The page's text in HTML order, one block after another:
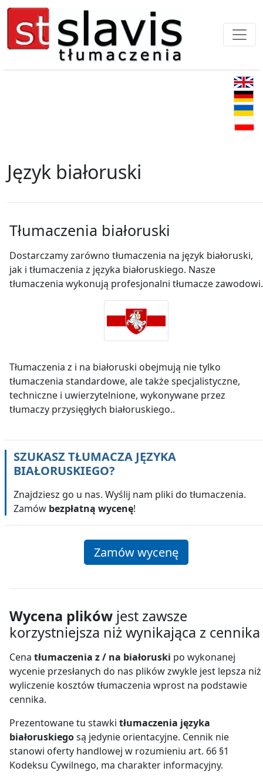
Język białoruski
Tłumaczenia białoruski
Dostarczamy zarówno tłumaczenia na język białoruski,
jak i tłumaczenia z języka białoruskiego. Nasze
tłumaczenia wykonują profesjonalni tłumacze zawodowi.
Tłumaczenia z i na białoruski obejmują nie tylko
tłumaczenia standardowe, ale także specjalistyczne,
techniczne i uwierzytelnione, wykonywane przez
tłumaczy przysięgłych białoruskiego..
SZUKASZ TŁUMACZA JĘZYKA
BIAŁORUSKIEGO?
Znajdziesz go u nas. Wyślij nam pliki do tłumaczenia.
Zamów bezpłatną wycenę!
Zamów wycenę
Wycena plików jest zawsze
korzystniejsza niż wynikająca z cennika
Cena tłumaczenia z / na białoruski po wykonanej
wycenie przesłanych do nas plików zwykle jest lepsza niż
wyliczenie kosztów tłumaczenia wprost na podstawie
cennika.
Prezentowane tu stawki tłumaczenia języka
białoruskiegosą jedynie orientacyjne. Cennik nie
stanowi oferty handlowej w rozumieniu art. 66 §1
Kodeksu Cywilnego, ma charakter informacyjny.